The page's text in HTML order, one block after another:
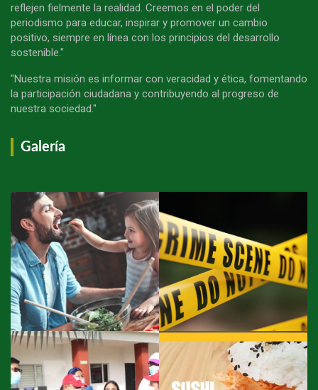
reflejen fielmente la realidad. Creemos en el poder del
periodismo para educar, inspirar y promover un cambio
positivo, siempre en línea con los principios del desarrollo
sostenible."
"Nuestra misión es informar con veracidad y ética, fomentando
la participación ciudadana y contribuyendo al progreso de
nuestra sociedad."
Galería